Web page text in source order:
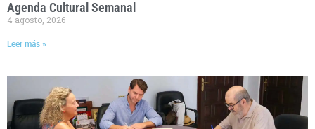
Agenda Cultural Semanal
4 agosto, 2026
Leer más »